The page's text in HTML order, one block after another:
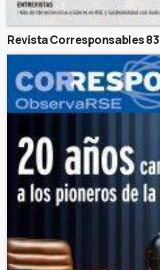
Revista Corresponsables 83